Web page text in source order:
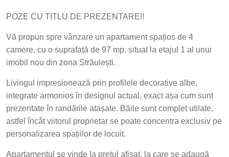
POZE CU TITLU DE PREZENTARE!!
Vă propun spre vânzare un apartament spațios de 4
camere, cu o suprafață de 97 mp, situat la etajul 1 al unui
imobil nou din zona Străulești.
Livingul impresionează prin profilele decorative albe,
integrate armonios în designul actual, exact așa cum sunt
prezentate în randările atașate. Băile sunt complet utilate,
astfel încât viitorul proprietar se poate concentra exclusiv pe
personalizarea spațiilor de locuit.
Apartamentul se vinde la prețul afișat, la care se adaugă